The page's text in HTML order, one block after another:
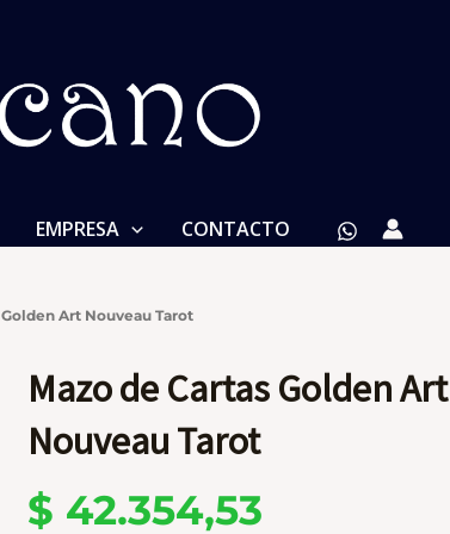
EMPRESA CONTACTO
Art Nouveau Tarot
Mazo de Cartas Golden Art
Nouveau Tarot
$ 42.354,53